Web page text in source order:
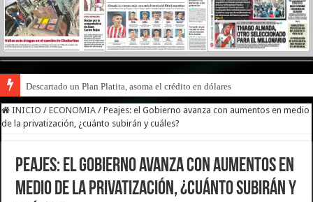
Descartado un Plan Platita, asoma el crédito en dólares
INICIO / ECONOMIA / Peajes: el Gobierno avanza con aumentos en medio
de la privatización, ¿cuánto subirán y cuáles?
Peajes: el Gobierno avanza con aumentos en
medio de la privatización, ¿cuánto subirán y